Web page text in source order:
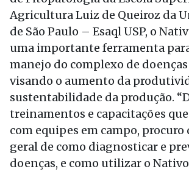
Agricultura Luiz de Queiroz da
de São Paulo – Esaql USP, o
uma importante ferramenta
manejo do complexo de doenças
visando o aumento da
sustentabilidade da produção.
treinamentos e capacitações
com equipes em campo, procuro
geral de como diagnosticar e
doenças, e como utilizar o